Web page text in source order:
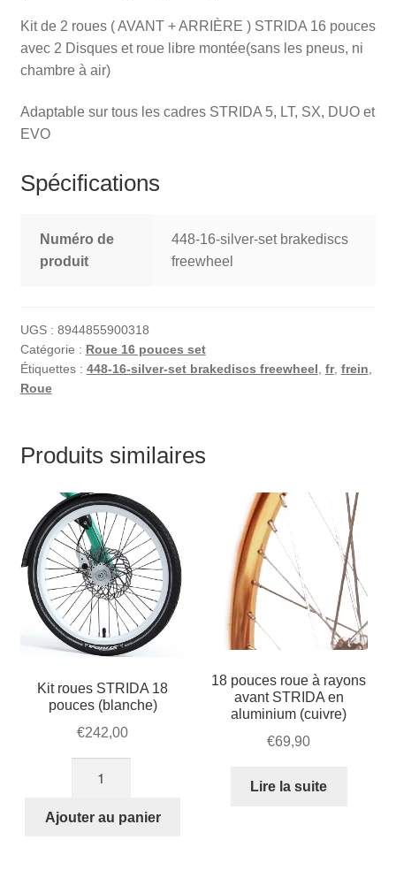
Kit de 2 roues ( AVANT + ARRIÈRE ) STRIDA 16 pouces
avec 2 Disques et roue libre montée(sans les pneus, ni
chambre à air)
Adaptable sur tous les cadres STRIDA 5, LT, SX, DUO et
EVO
Spécifications
Numéro de
produit
448-16-silver-set brakediscs
freewheel
UGS : 8944855900318
Catégorie : Roue 16 pouces set
Étiquettes : 448-16-silver-set brakediscs freewheel fr, frein
Roue
Produits similaires
Kit roues STRIDA 18
pouces (blanche)
€242,00
Kit
Ajouter au panier
18 pouces roue à rayons
avant STRIDA en
aluminium (cuivre)
€69,90
Lire la suite